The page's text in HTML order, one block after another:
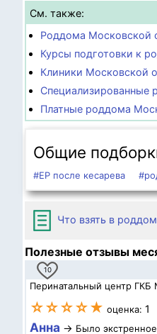
См. также:
Роддома Московской
Курсы подготовки к
Клиники Московской
Платные роддома
Общие
#ЕР после кесарева
Что взять в
Полезные отзывы
10
Перинатальный центр
☆☆☆☆★ оценка: 1
Анна → Было